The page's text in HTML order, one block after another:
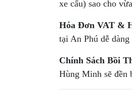
xe cẩu) sao cho
Hóa Đơn VAT &
tại An Phú dễ
Chính Sách Bồi
Hùng Minh sẽ đền